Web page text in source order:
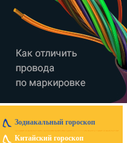
Зодиакальный гороскоп
Китайский гороскоп